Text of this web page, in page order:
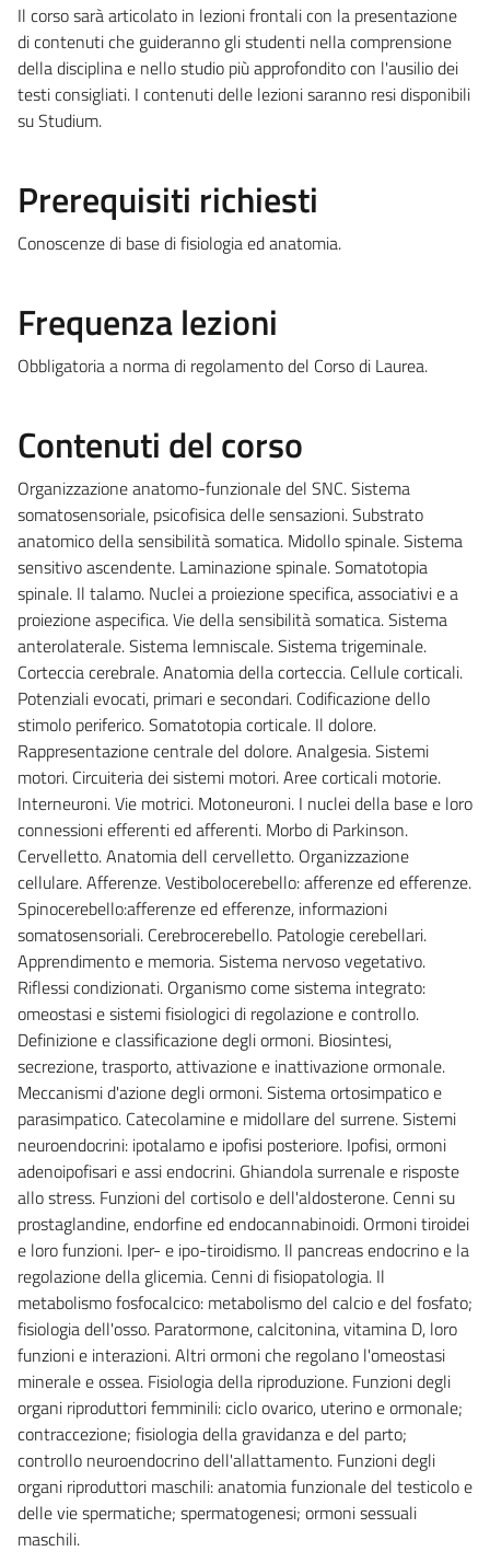
Il corso sarà articolato in lezioni frontali con la presentazione
di contenuti che guideranno gli studenti nella comprensione
della disciplina e nello studio più approfondito con l'ausilio dei
testi consigliati. I contenuti delle lezioni saranno resi disponibili
su Studium.
Prerequisiti richiesti
Conoscenze di base di fisiologia ed anatomia.
Frequenza lezioni
Obbligatoria a norma di regolamento del Corso di Laurea.
Contenuti del corso
Organizzazione anatomo-funzionale del SNC. Sistema
somatosensoriale, psicofisica delle sensazioni. Substrato
anatomico della sensibilità somatica. Midollo spinale. Sistema
sensitivo ascendente. Laminazione spinale. Somatotopia
spinale. Il talamo. Nuclei a proiezione specifica, associativi e a
proiezione aspecifica. Vie della sensibilità somatica. Sistema
anterolaterale. Sistema lemniscale. Sistema trigeminale.
Corteccia cerebrale. Anatomia della corteccia. Cellule corticali.
Potenziali evocati, primari e secondari. Codificazione dello
stimolo periferico. Somatotopia corticale. Il dolore.
Rappresentazione centrale del dolore. Analgesia. Sistemi
motori. Circuiteria dei sistemi motori. Aree corticali motorie.
Interneuroni. Vie motrici. Motoneuroni. I nuclei della base e loro
connessioni efferenti ed afferenti. Morbo di Parkinson.
Cervelletto. Anatomia dell cervelletto. Organizzazione
cellulare. Afferenze. Vestibolocerebello: afferenze ed efferenze.
Spinocerebello:afferenze ed efferenze, informazioni
somatosensoriali. Cerebrocerebello. Patologie cerebellari.
Apprendimento e memoria. Sistema nervoso vegetativo.
Riflessi condizionati. Organismo come sistema integrato:
omeostasi e sistemi fisiologici di regolazione e controllo.
Definizione e classificazione degli ormoni. Biosintesi,
secrezione, trasporto, attivazione e inattivazione ormonale.
Meccanismi d'azione degli ormoni. Sistema ortosimpatico e
parasimpatico. Catecolamine e midollare del surrene. Sistemi
neuroendocrini: ipotalamo e ipofisi posteriore. Ipofisi, ormoni
adenoipofisari e assi endocrini. Ghiandola surrenale e risposte
allo stress. Funzioni del cortisolo e dell'aldosterone. Cenni su
prostaglandine, endorfine ed endocannabinoidi. Ormoni tiroidei
e loro funzioni. Iper- e ipo-tiroidismo. Il pancreas endocrino e la
regolazione della glicemia. Cenni di fisiopatologia. Il
metabolismo fosfocalcico: metabolismo del calcio e del fosfato;
fisiologia dell'osso. Paratormone, calcitonina, vitamina D, loro
funzioni e interazioni. Altri ormoni che regolano l'omeostasi
minerale e ossea. Fisiologia della riproduzione. Funzioni degli
organi riproduttori femminili: ciclo ovarico, uterino e ormonale;
contraccezione; fisiologia della gravidanza e del parto;
controllo neuroendocrino dell'allattamento. Funzioni degli
organi riproduttori maschili: anatomia funzionale del testicolo e
delle vie spermatiche; spermatogenesi; ormoni sessuali
maschili.